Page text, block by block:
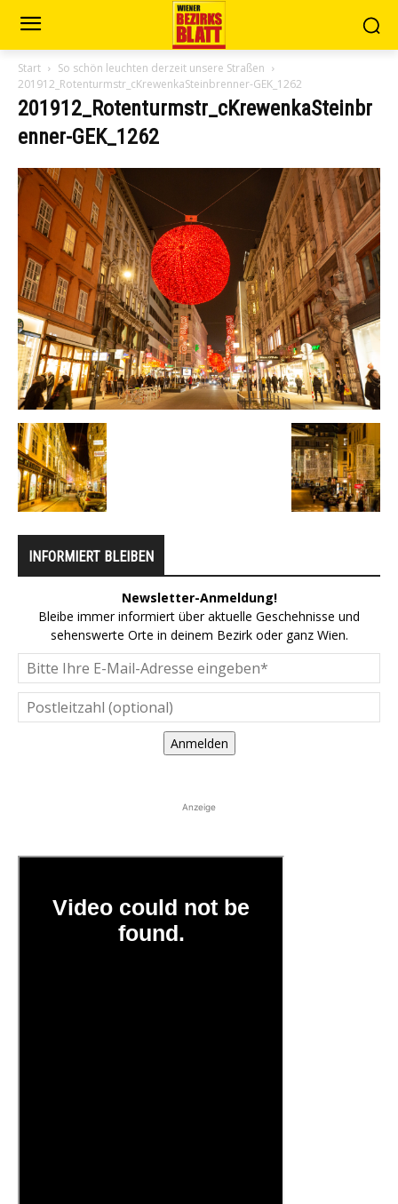
Start
So schön leuchten derzeit unsere Straßen
201912_Rotenturmstr_cKrewenkaSteinbrenner-GEK_1262
201912_Rotenturmstr_cKrewenkaSteinbr
enner-GEK_1262
INFORMIERT BLEIBEN
Newsletter-Anmeldung!
Bleibe immer informiert über aktuelle Geschehnisse und
sehenswerte Orte in deinem Bezirk oder ganz Wien.
Anmelden
Anzeige